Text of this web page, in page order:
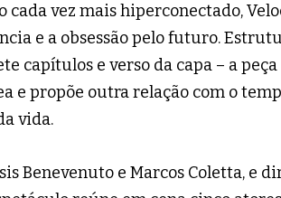
cada vez mais hiperconectado,
e a obsessão pelo futuro.
capítulos e verso da capa – a
e propõe outra relação com o
vida.
Benevenuto e Marcos Coletta, e